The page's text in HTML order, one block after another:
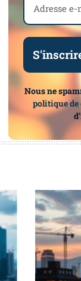
Nous ne
politique